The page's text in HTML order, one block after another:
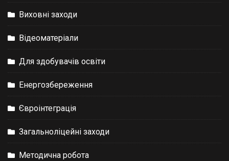
Виховні заходи
Відеоматеріали
Для здобувачів освіти
Енергозбереження
Євроінтеграція
Загальноліцейні заходи
Методична робота